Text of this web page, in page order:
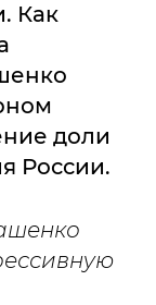
Как
доли
России.